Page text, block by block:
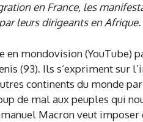
en France, les
leurs dirigeants en Afrique.
mondovision (YouTube)
(93). Ils s’expriment sur
continents du monde
de mal aux peuples qui
Macron veut